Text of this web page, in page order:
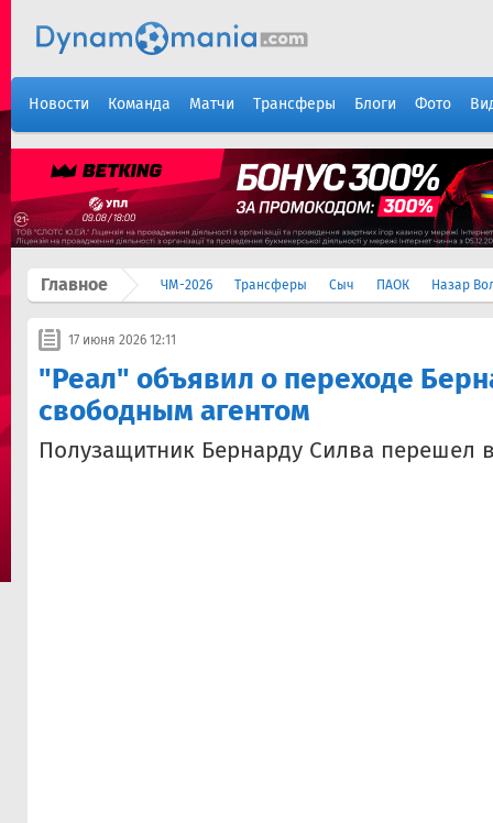
Новости Команда Матчи Трансферы Блоги Фото
Главное ЧМ-2026 Трансферы Сыч ПАОК Назар
17 июня 2026 12:11
"Реал" объявил о переходе
свободным агентом
Полузащитник Бернарду Силва перешел